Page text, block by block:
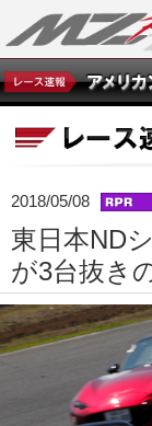
2018/05/08
東日本ND
が3台抜き